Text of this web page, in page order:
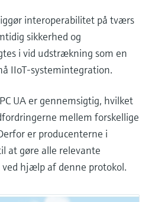
interoperabilitet på tværs
sikkerhed og
i vid udstrækning som en
IIoT-systemintegration.
UA er gennemsigtig, hvilket
mellem forskellige
er producenterne i
at gøre alle relevante
hjælp af denne protokol.